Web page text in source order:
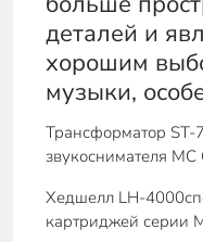
деталей и
хорошим
музыки,
Трансформатор ST-
звукоснимателя
Хедшелл LH-
картриджей серии